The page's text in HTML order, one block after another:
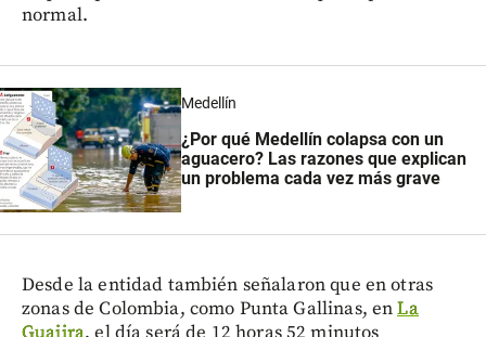
normal.
Medellín
¿Por qué Medellín colapsa con un
aguacero? Las razones que explican
un problema cada vez más grave
Desde la entidad también señalaron que en otras
zonas de Colombia, como Punta Gallinas, enLa